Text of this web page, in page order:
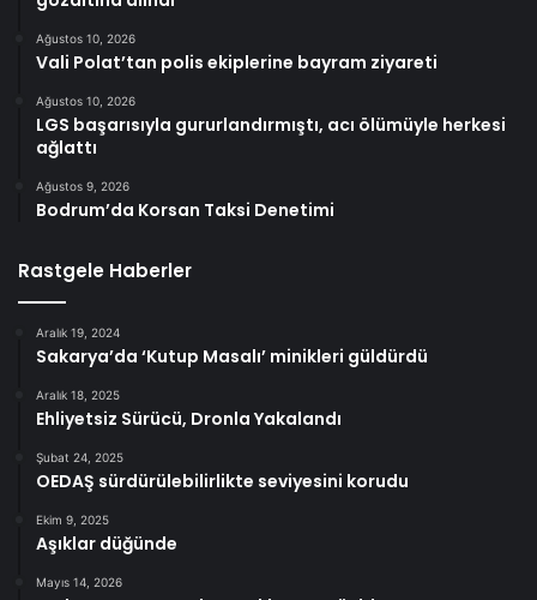
Ağustos 10, 2026
Vali Polat’tan polis ekiplerine bayram ziyareti
Ağustos 10, 2026
LGS başarısıyla gururlandırmıştı, acı ölümüyle herkesi
ağlattı
Ağustos 9, 2026
Bodrum’da Korsan Taksi Denetimi
Rastgele Haberler
Aralık 19, 2024
Sakarya’da ‘Kutup Masalı’ minikleri güldürdü
Aralık 18, 2025
Ehliyetsiz Sürücü, Dronla Yakalandı
Şubat 24, 2025
OEDAŞ sürdürülebilirlikte seviyesini korudu
Ekim 9, 2025
Aşıklar düğünde
Mayıs 14, 2026